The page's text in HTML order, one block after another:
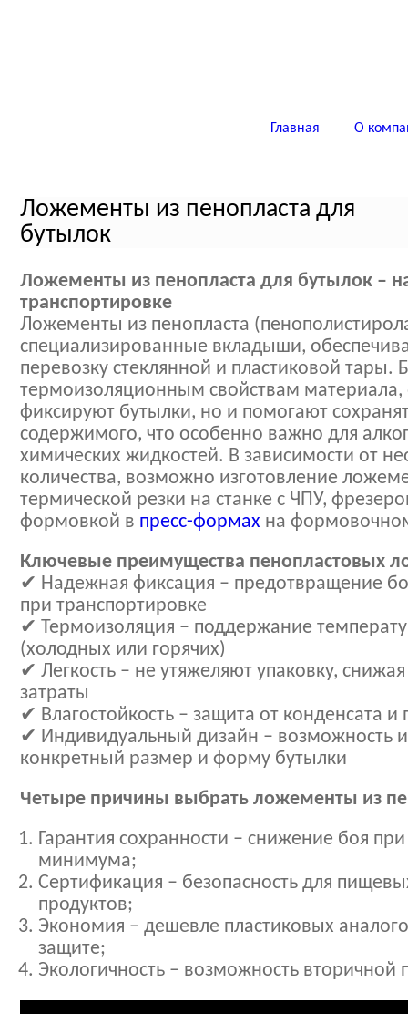
Главная О
Ложементы из пенопласта для
бутылок
Ложементы из пенопласта для бутылок –
транспортировке
Ложементы из пенопласта
специализированные вкладыши,
перевозку стеклянной и пластиковой тары.
термоизоляционным свойствам материала,
фиксируют бутылки, но и помогают
содержимого, что особенно важно для
химических жидкостей. В зависимости от
количества, возможно изготовление
термической резки на станке с ЧПУ,
формовкой в пресс-формах на
Ключевые преимущества пенопластовых
✔ Надежная фиксация – предотвращение
при транспортировке
✔ Термоизоляция – поддержание
(холодных или горячих)
✔ Легкость – не утяжеляют упаковку, снижая
затраты
✔ Влагостойкость – защита от конденсата и
✔ Индивидуальный дизайн – возможность
конкретный размер и форму бутылки
Четыре причины выбрать ложементы из
Гарантия сохранности – снижение боя
минимума;
Сертификация – безопасность для
продуктов;
Экономия – дешевле пластиковых
защите;
Экологичность – возможность вторичной